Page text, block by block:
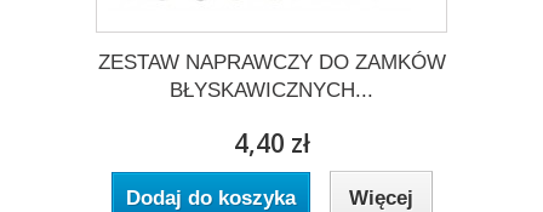
ZESTAW NAPRAWCZY DO ZAMKÓW
BŁYSKAWICZNYCH...
4,40 zł
Dodaj do koszyka Więcej